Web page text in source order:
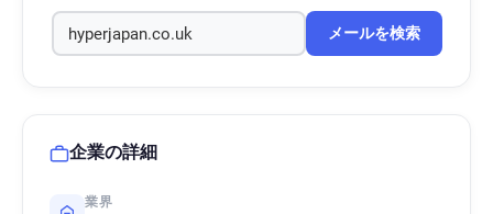
メールを検索
企業の詳細
業界